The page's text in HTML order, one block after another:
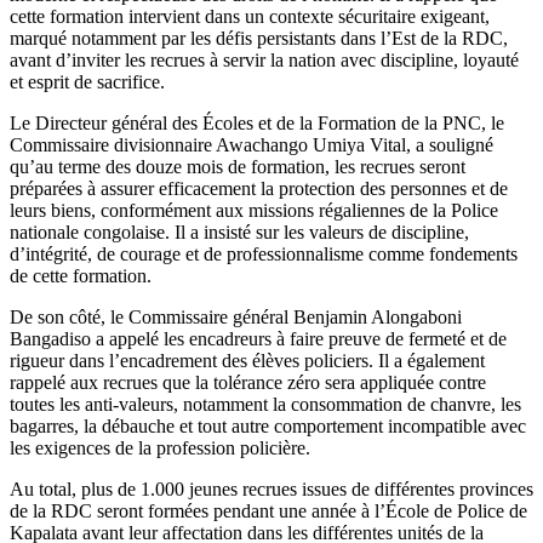
cette formation intervient dans un contexte sécuritaire exigeant,
marqué notamment par les défis persistants dans l’Est de la RDC,
avant d’inviter les recrues à servir la nation avec discipline, loyauté
et esprit de sacrifice.
Le Directeur général des Écoles et de la Formation de la PNC, le
Commissaire divisionnaire Awachango Umiya Vital, a souligné
qu’au terme des douze mois de formation, les recrues seront
préparées à assurer efficacement la protection des personnes et de
leurs biens, conformément aux missions régaliennes de la Police
nationale congolaise. Il a insisté sur les valeurs de discipline,
d’intégrité, de courage et de professionnalisme comme fondements
de cette formation.
De son côté, le Commissaire général Benjamin Alongaboni
Bangadiso a appelé les encadreurs à faire preuve de fermeté et de
rigueur dans l’encadrement des élèves policiers. Il a également
rappelé aux recrues que la tolérance zéro sera appliquée contre
toutes les anti-valeurs, notamment la consommation de chanvre, les
bagarres, la débauche et tout autre comportement incompatible avec
les exigences de la profession policière.
Au total, plus de 1.000 jeunes recrues issues de différentes provinces
de la RDC seront formées pendant une année à l’École de Police de
Kapalata avant leur affectation dans les différentes unités de la